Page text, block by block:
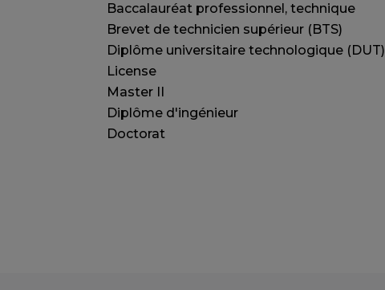
Baccalauréat professionnel, technique
Brevet de technicien supérieur (BTS)
Diplôme universitaire technologique (DUT)
License
Master II
Diplôme d'ingénieur
Doctorat